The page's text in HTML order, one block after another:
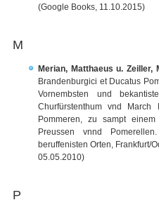
(Google Books, 11.10.2015)
M
Merian, Matthaeus u. Zeiller,
Brandenburgici et Ducatus
Vornembsten und
Churfürstenthum vnd March
Pommeren, zu sampt
Preussen vnnd
beruffenisten Orten, Frankfurt/
05.05.2010)
P